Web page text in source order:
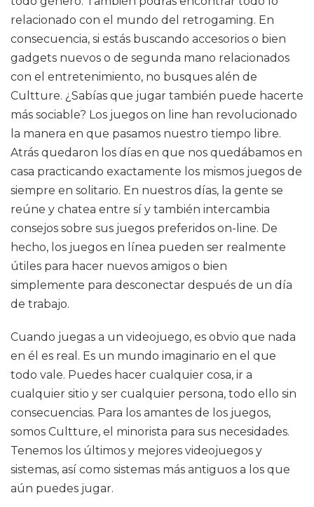
relacionado con el mundo del retrogaming. En
consecuencia, si estás buscando accesorios o bien
gadgets nuevos o de segunda mano relacionados
con el entretenimiento, no busques alén de
Cultture. ¿Sabías que jugar también puede hacerte
más sociable? Los juegos on line han revolucionado
la manera en que pasamos nuestro tiempo libre.
Atrás quedaron los días en que nos quedábamos en
casa practicando exactamente los mismos juegos de
siempre en solitario. En nuestros días, la gente se
reúne y chatea entre sí y también intercambia
consejos sobre sus juegos preferidos on-line. De
hecho, los juegos en línea pueden ser realmente
útiles para hacer nuevos amigos o bien
simplemente para desconectar después de un día
de trabajo.
Cuando juegas a un videojuego, es obvio que nada
en él es real. Es un mundo imaginario en el que
todo vale. Puedes hacer cualquier cosa, ir a
cualquier sitio y ser cualquier persona, todo ello sin
consecuencias. Para los amantes de los juegos,
somos Cultture, el minorista para sus necesidades.
Tenemos los últimos y mejores videojuegos y
sistemas, así como sistemas más antiguos a los que
aún puedes jugar.